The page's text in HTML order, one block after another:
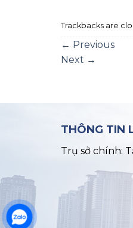
Trackbacks are
← Previous
Next →
THÔNG TIN
Trụ sở chính: